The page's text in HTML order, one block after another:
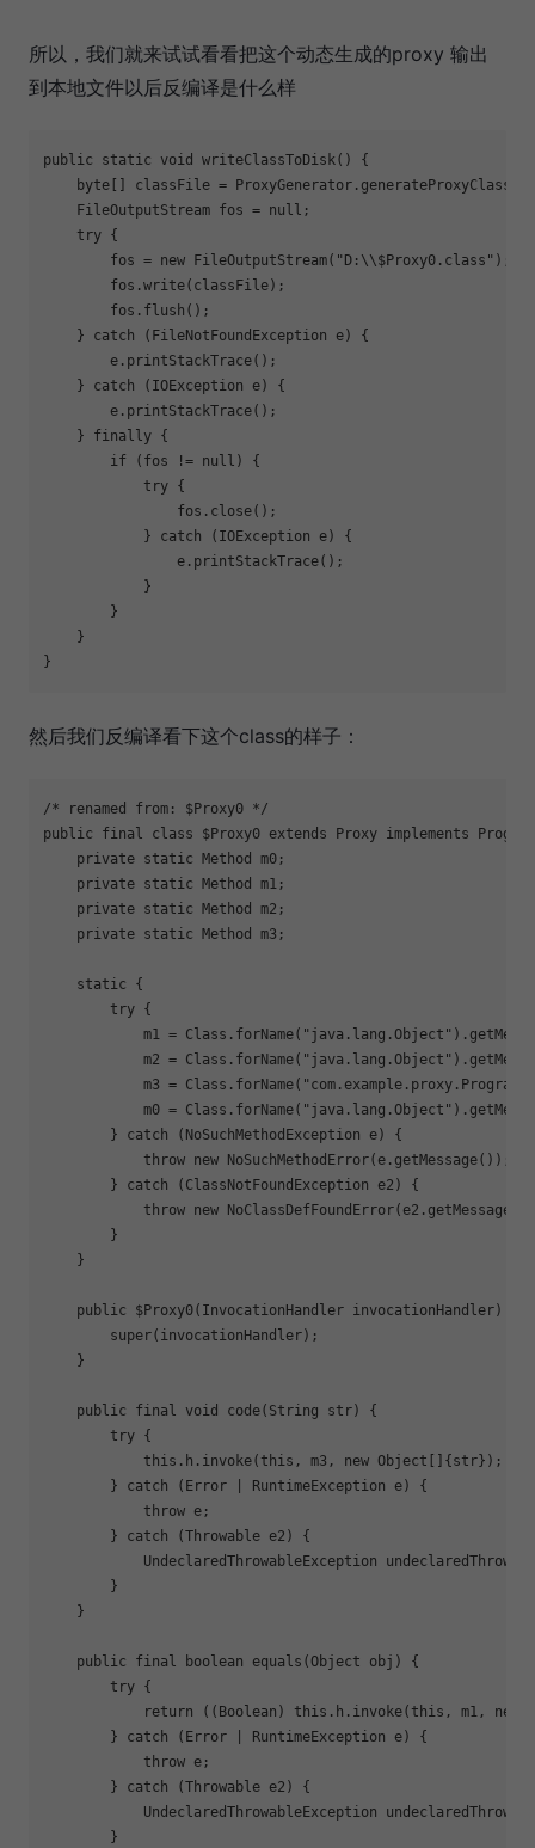
所以，我们就来试试看看把这个动态生成的proxy 输出
到本地文件以后反编译是什么样
public static void writeClassToDisk() {
    byte[] classFile = ProxyGenerator.generateProxyClass(
    FileOutputStream fos = null;
    try {
        fos = new FileOutputStream(
"D:\\$Proxy0 .class" );
        fos.write(classFile);
        fos.flush();
    } catch (FileNotFoundException e) {
        e.printStackTrace();
    } catch (IOException e) {
        e.printStackTrace();
    } finally {
if (fos != null) {
            try {
                fos.close();
            } catch (IOException e) {
                e.printStackTrace();
            }
        }
    }
}
然后我们反编译看下这个class的样子：
/* renamed from: $Proxy0 */
public final class $Proxy0 extends Proxy implements
    private static Method m0;
    private static Method m1;
    private static Method m2;
    private static Method m3;
    static {
        try {
            m1 = Class.forName(
"java.lang.Object"
            m2 = Class.forName(
"java.lang.Object"
            m3 = Class.forName(
            m0 = Class.forName(
"java.lang.Object"
        } catch (NoSuchMethodException e) {
            throw new NoSuchMethodError(e.getMessage());
        } catch (ClassNotFoundException e2) {
throw new
        }
    }
    public
$Proxy0(InvocationHandler invocationHandler) {
        super(invocationHandler);
    }
    public final void code(String str) {
        try {
            this.h.invoke(this, m3, new Object[]{str});
        } catch (Error | RuntimeException e) {
            throw e;
        } catch (Throwable e2) {
UndeclaredThrowableException
        }
    }
    public final boolean equals(Object obj) {
        try {
return ((Boolean) this.h.invoke(this, m1, new
        } catch (Error | RuntimeException e) {
            throw e;
        } catch (Throwable e2) {
UndeclaredThrowableException
        }